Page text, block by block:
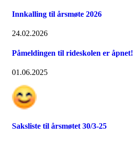
Innkalling til årsmøte 2026
24.02.2026
Påmeldingen til rideskolen er åpnet!
01.06.2025
Saksliste til årsmøtet 30/3-25